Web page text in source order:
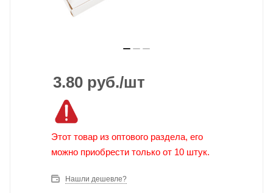
3.80 руб./шт
Этот товар из оптового раздела, его
можно приобрести только от 10 штук.
Нашли дешевле?